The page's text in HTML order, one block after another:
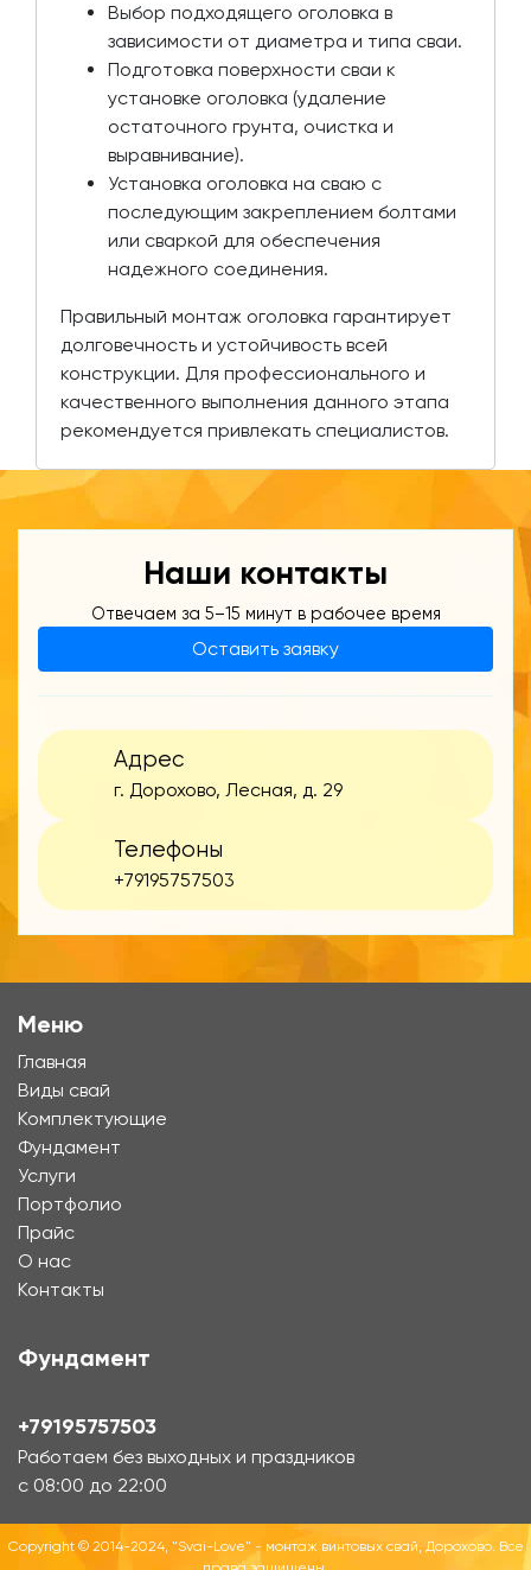
Выбор подходящего оголовка в
зависимости от диаметра и типа сваи.
Подготовка поверхности сваи к
установке оголовка (удаление
остаточного грунта, очистка и
выравнивание).
Установка оголовка на сваю с
последующим закреплением болтами
или сваркой для обеспечения
надежного соединения.
Правильный монтаж оголовка гарантирует
долговечность и устойчивость всей
конструкции. Для профессионального и
качественного выполнения данного этапа
рекомендуется привлекать специалистов.
Наши контакты
Отвечаем за 5–15 минут в рабочее время
Оставить заявку
Адрес
г. Дорохово, Лесная, д. 29
Телефоны
+79195757503
Меню
Главная
Виды свай
Комплектующие
Фундамент
Услуги
Портфолио
Прайс
О нас
Контакты
Фундамент
+79195757503
Работаем без выходных и праздников
с 08:00 до 22:00
Copyright © 2014-2024, "Svai-Love" - монтаж винтовых свай, Дорохово. Все